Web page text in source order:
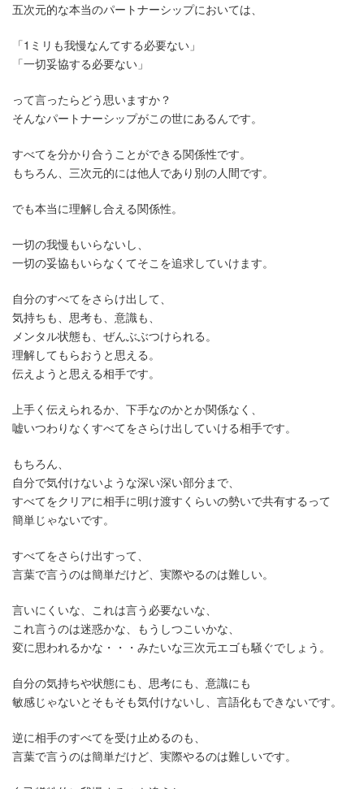
五次元的な本当のパートナーシップにおいては、
「1ミリも我慢なんてする必要ない」
「一切妥協する必要ない」
って言ったらどう思いますか？
そんなパートナーシップがこの世にあるんです。
すべてを分かり合うことができる関係性です。
もちろん、三次元的には他人であり別の人間です。
でも本当に理解し合える関係性。
一切の我慢もいらないし、
一切の妥協もいらなくてそこを追求していけます。
自分のすべてをさらけ出して、
気持ちも、思考も、意識も、
メンタル状態も、ぜんぶぶつけられる。
理解してもらおうと思える。
伝えようと思える相手です。
上手く伝えられるか、下手なのかとか関係なく、
嘘いつわりなくすべてをさらけ出していける相手です。
もちろん、
自分で気付けないような深い深い部分まで、
すべてをクリアに相手に明け渡すくらいの勢いで共有するって
簡単じゃないです。
すべてをさらけ出すって、
言葉で言うのは簡単だけど、実際やるのは難しい。
言いにくいな、これは言う必要ないな、
これ言うのは迷惑かな、もうしつこいかな、
変に思われるかな・・・みたいな三次元エゴも騒ぐでしょう。
自分の気持ちや状態にも、思考にも、意識にも
敏感じゃないとそもそも気付けないし、言語化もできないです。
逆に相手のすべてを受け止めるのも、
言葉で言うのは簡単だけど、実際やるのは難しいです。